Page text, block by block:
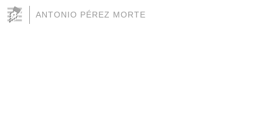
ANTONIO PÉREZ MORTE